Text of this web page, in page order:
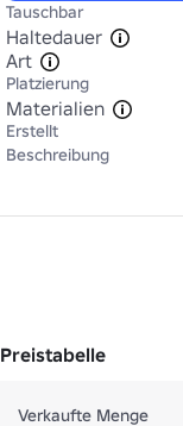
Tauschbar
Haltedauer
Art
Platzierung
Materialien
Erstellt
Beschreibung
Preistabelle
Verkaufte Menge